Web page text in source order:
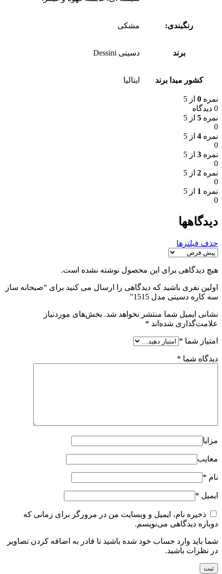
رنگبندی: مشکی
برند دسینی Dessini
کشور مبدا برند ایتالیا
نمره 0 از 5
0 دیدگاه
نمره 5 از 5
0
نمره 4 از 5
0
نمره 3 از 5
0
نمره 2 از 5
0
نمره 1 از 5
0
دیدگاهها
حذف فیلترها
هیچ دیدگاهی برای این محصول نوشته نشده است.
اولین نفری باشید که دیدگاهی را ارسال می کنید برای “صبحانه ساز
سه کاره دسینی مدل 1515”
نشانی ایمیل شما منتشر نخواهد شد. بخش‌های موردنیاز
علامت‌گذاری شده‌اند *
امتیاز شما *
دیدگاه شما *
مزایا
معایب
نام *
ایمیل *
ذخیره نام، ایمیل و وبسایت من در مرورگر برای زمانی که
دوباره دیدگاهی می‌نویسم.
شما باید وارد حساب خود شده باشید تا قادر به اضافه کردن تصاویر
در نظرات باشید.